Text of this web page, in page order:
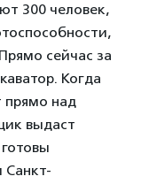
300 человек,
сейчас за
Когда
прямо над
выдаст